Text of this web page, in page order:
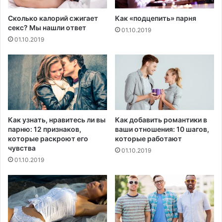
л
е
к
т
р
и
с
к
й
с
т
м
у
л
я
т
Сколько калорий сжигает
секс? Мы нашли ответ
01.10.2019
Как «подцепить» парня
01.10.2019
Как узнать, нравитесь ли вы
парню: 12 признаков,
которые раскроют его
чувства
01.10.2019
Как добавить романтики в
ваши отношения: 10 шагов,
которые работают
01.10.2019